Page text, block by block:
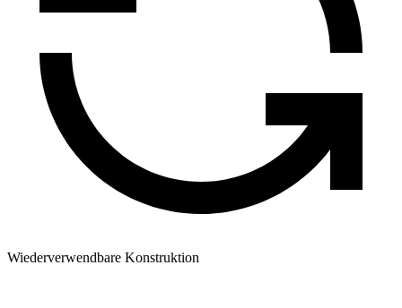
Wiederverwendbare Konstruktion